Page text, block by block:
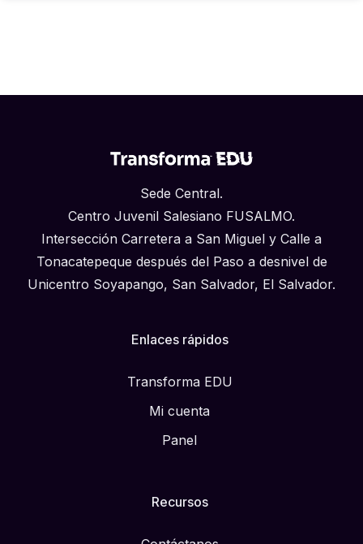
Sede Central.
Centro Juvenil Salesiano FUSALMO.
Intersección Carretera a San Miguel y Calle a
Tonacatepeque después del Paso a desnivel de
Unicentro Soyapango, San Salvador, El Salvador.
Enlaces rápidos
Transforma EDU
Mi cuenta
Panel
Recursos